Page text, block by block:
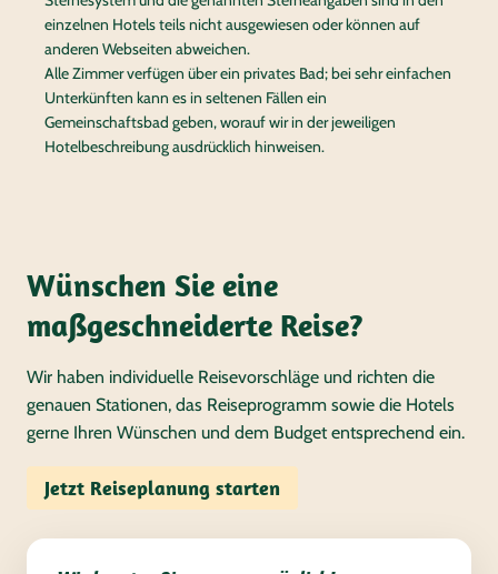
einzelnen Hotels teils nicht ausgewiesen oder können auf
anderen Webseiten abweichen.
Alle Zimmer verfügen über ein privates Bad; bei sehr einfachen
Unterkünften kann es in seltenen Fällen ein
Gemeinschaftsbad geben, worauf wir in der jeweiligen
Hotelbeschreibung ausdrücklich hinweisen.
Wünschen Sie eine
maßgeschneiderte Reise?
Wir haben individuelle Reisevorschläge und richten die
genauen Stationen, das Reiseprogramm sowie die Hotels
gerne Ihren Wünschen und dem Budget entsprechend ein.
Jetzt Reiseplanung starten